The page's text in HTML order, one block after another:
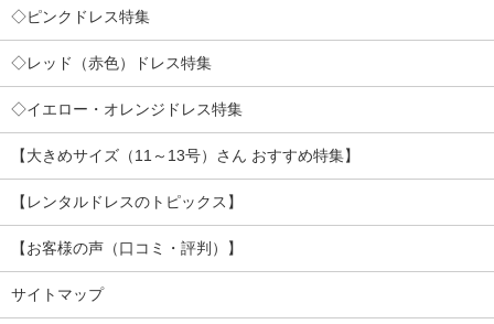
◇ピンクドレス特集
◇レッド（赤色）ドレス特集
◇イエロー・オレンジドレス特集
【大きめサイズ（11～13号）さん おすすめ特集】
【レンタルドレスのトピックス】
【お客様の声（口コミ・評判）】
サイトマップ